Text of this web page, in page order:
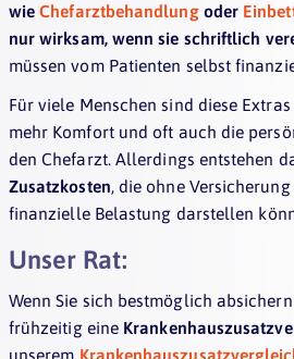
wieChefarztbehandlung oder
nur wirksam, wenn sie schriftlich
müssen vom Patienten selbst
Für viele Menschen sind diese
mehr Komfort und oft auch die
den Chefarzt. Allerdings entstehen
Zusatzkosten, die ohne
finanzielle Belastung darstellen
Unser Rat:
Wenn Sie sich bestmöglich
frühzeitig eine
unserem